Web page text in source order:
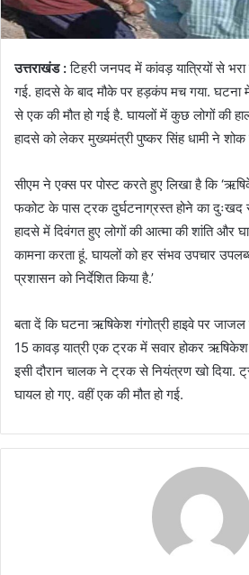
उत्तराखंड :टिहरी जनपद में कांवड़ यात्रियों से
गई. हादसे के बाद मौके पर हड़कंप मच गया. घटना
से एक की मौत हो गई है. घायलों में कुछ लोगों की
हादसे को लेकर मुख्यमंत्री पुष्कर सिंह धामी ने शोक
सीएम ने एक्स पर पोस्ट करते हुए लिखा है कि
फकोट के पास ट्रक दुर्घटनाग्रस्त होने का दुःखद
हादसे में दिवंगत हुए लोगों की आत्मा की शांति और
कामना करता हूं. घायलों को हर संभव उपचार
प्रशासन को निर्देशित किया है.’
बता दें कि घटना ऋषिकेश गंगोत्री हाइवे पर
15 कावड़ यात्री एक ट्रक में सवार होकर
इसी दौरान चालक ने ट्रक से नियंत्रण खो दिया.
घायल हो गए. वहीं एक की मौत हो गई.